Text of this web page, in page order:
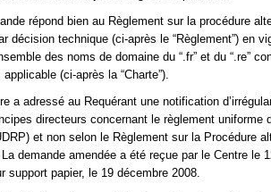
répond bien au Règlement sur la procédure
décision technique (ci-après le “Règlement”) en
des noms de domaine du “.fr” et du “.re”
(ci-après la “Charte”).
a adressé au Requérant une notification
directeurs concernant le règlement uniforme
et non selon le Règlement sur la Procédure
demande amendée a été reçue par le Centre le
support papier, le 19 décembre 2008.